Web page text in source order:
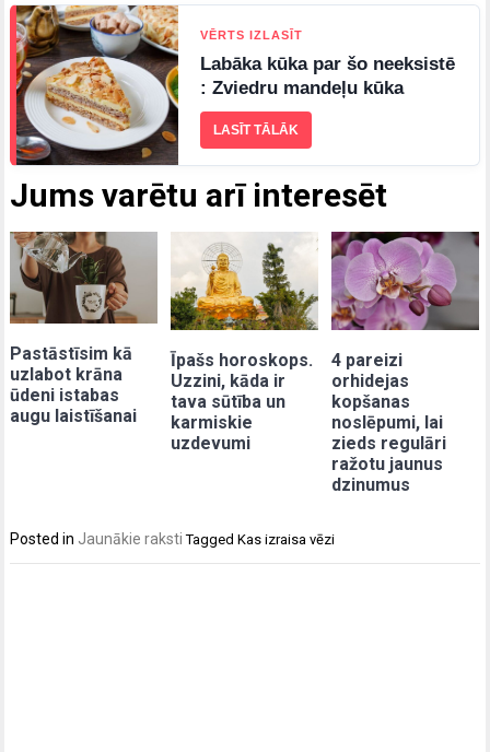
Jums varētu arī interesēt
Pastāstīsim kā
uzlabot krāna
ūdeni istabas
augu laistīšanai
Īpašs horoskops.
Uzzini, kāda ir
tava sūtība un
karmiskie
uzdevumi
4 pareizi
orhidejas
kopšanas
noslēpumi, lai
zieds regulāri
ražotu jaunus
dzinumus
VĒRTS IZLASĪT
Labāka kūka par šo neeksistē
: Zviedru mandeļu kūka
LASĪT TĀLĀK
Posted in Jaunākie raksti TaggedKas izraisa vēzi